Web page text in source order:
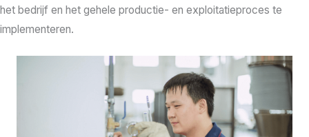
het bedrijf en het gehele productie- en exploitatieproces te
implementeren.